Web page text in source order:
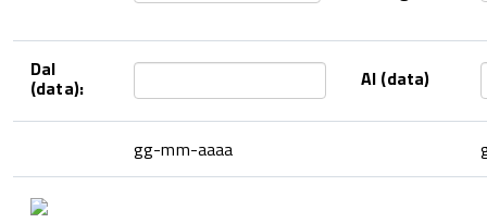
Dal
(data): Al (data)
gg-mm-aaaa